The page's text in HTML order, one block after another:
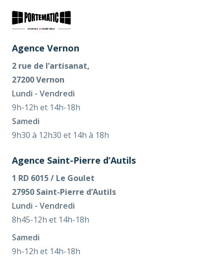
Agence Vernon
2 rue de l’artisanat,
27200 Vernon
Lundi - Vendredi
9h-12h et 14h-18h
Samedi
9h30 à 12h30 et 14h à 18h
Agence Saint-Pierre d’Autils
1 RD 6015 / Le Goulet
27950 Saint-Pierre d’Autils
Lundi - Vendredi
8h45-12h et 14h-18h
Samedi
9h-12h et 14h-18h